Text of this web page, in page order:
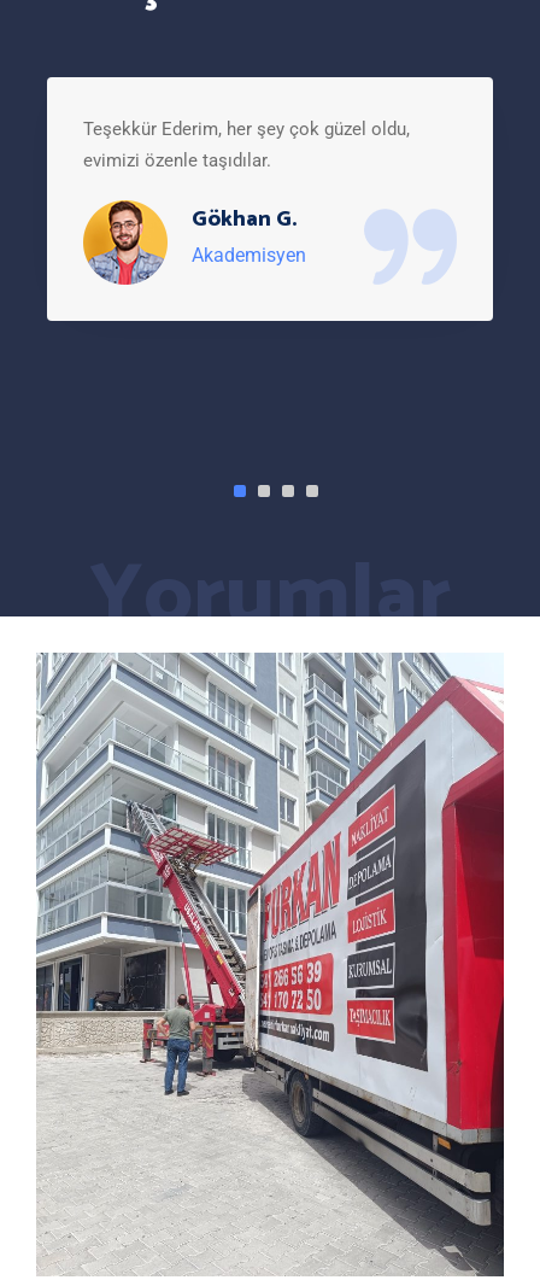
Teşekkür Ederim, her şey çok güzel oldu,
evimizi özenle taşıdılar.
Gökhan G.
Akademisyen
Yorumlar